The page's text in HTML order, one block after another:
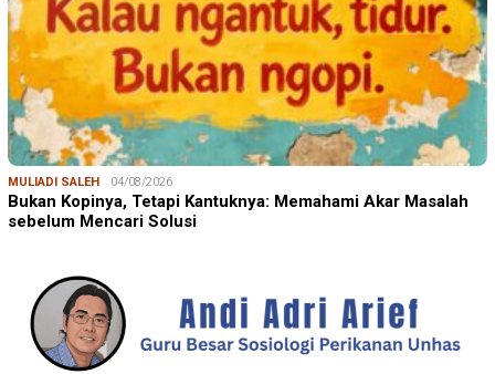
MULIADI SALEH 04/08/2026
Bukan Kopinya, Tetapi Kantuknya: Memahami Akar Masalah
sebelum Mencari Solusi